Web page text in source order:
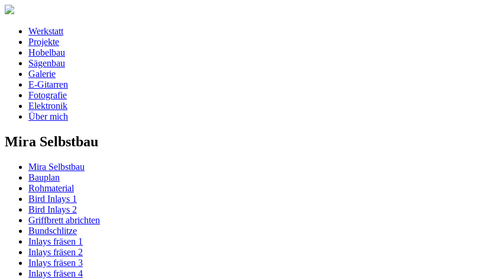
Werkstatt
Projekte
Hobelbau
Sägenbau
Galerie
E-Gitarren
Fotografie
Elektronik
Über mich
Mira Selbstbau
Mira Selbstbau
Bauplan
Rohmaterial
Bird Inlays 1
Bird Inlays 2
Griffbrett abrichten
Bundschlitze
Inlays fräsen 1
Inlays fräsen 2
Inlays fräsen 3
Inlays fräsen 4